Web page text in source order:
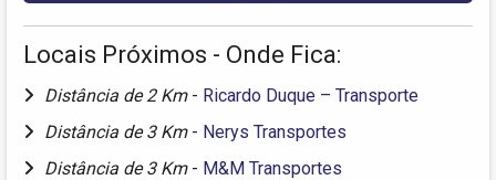
Locais Próximos - Onde Fica:
Distância de 2 Km - Ricardo Duque – Transporte
Distância de 3 Km - Nerys Transportes
Distância de 3 Km - M&M Transportes